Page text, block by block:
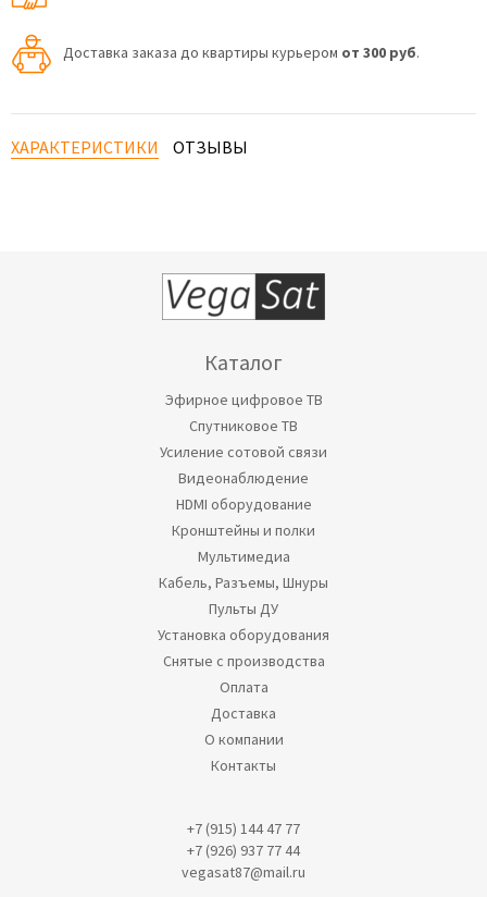
Доставка заказа до квартиры курьером от 300 руб.
ХАРАКТЕРИСТИКИ ОТЗЫВЫ
Каталог
Эфирное цифровое ТВ
Спутниковое ТВ
Усиление сотовой связи
Видеонаблюдение
HDMI оборудование
Кронштейны и полки
Мультимедиа
Кабель, Разъемы, Шнуры
Пульты ДУ
Установка оборудования
Снятые с производства
Оплата
Доставка
О компании
Контакты
+7 (915) 144 47 77
+7 (926) 937 77 44
vegasat87@mail.ru